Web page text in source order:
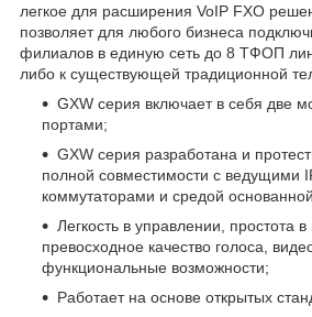
легкое для расширения VoIP FXO
позволяет для любого бизнеса
филиалов в единую сеть до 8 ТФОП
либо к существующей традиционной
GXW серия включает в себя две
портами;
GXW серия разработана и
полной совместимости с ведущими
коммутаторами и средой
Легкость в управлении, простота
превосходное качество голоса,
функциональные возможности;
Работает на основе открытых